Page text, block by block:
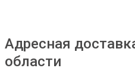
Адресная
области